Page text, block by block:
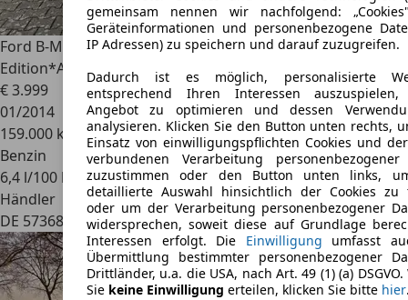
Ford B-Max
1.6 Sync
Edition*AUTOMATIK*KLIMA*TEMPOMAT*PDC*BRC
€ 3.999
01/2014
159.000 km
Benzin
6,4 l/100 km (komb.)
Händler
DE 57368 Lennestadt
gemeinsam nennen wir nachfolgend:
Geräteinformationen und personenbezogene
IP Adressen) zu speichern und darauf zuzugreifen.
Dadurch ist es möglich, personalisierte
entsprechend Ihren Interessen
Angebot zu optimieren und dessen
analysieren. Klicken Sie den Button unten rechts,
Einsatz von einwilligungspflichten Cookies und
verbundenen Verarbeitung
zuzustimmen oder den Button unten links,
detaillierte Auswahl hinsichtlich der Cookies zu
oder um der Verarbeitung personenbezogener
widersprechen, soweit diese auf Grundlage
Interessen erfolgt. Die Einwilligung umfasst
Übermittlung bestimmter personenbezogener
Drittländer, u.a. die USA, nach Art. 49 (1) (a)
Sie keine Einwilligung erteilen, klicken Sie bitte hier